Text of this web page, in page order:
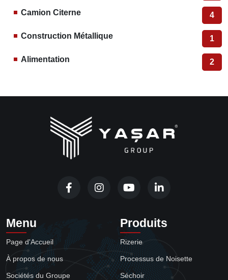
Camion Citerne 4
Construction Métallique 1
Alimentation 2
Menu
Page d'Accueil
À propos de nous
Sociétés du Groupe
Produits
Rizerie
Processus de Noisette
Séchoir